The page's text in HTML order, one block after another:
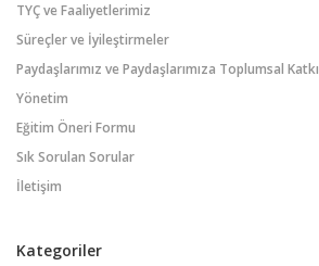
TYÇ ve Faaliyetlerimiz
Süreçler ve İyileştirmeler
Paydaşlarımız ve Paydaşlarımıza Toplumsal Katkı
Yönetim
Eğitim Öneri Formu
Sık Sorulan Sorular
İletişim
Kategoriler